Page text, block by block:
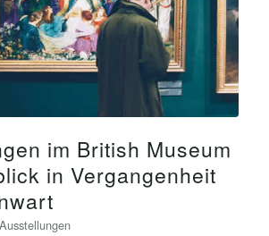
im British Museum
in Vergangenheit